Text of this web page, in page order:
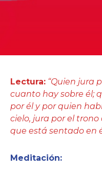
Lectura: “Quien jura
cuanto hay sobre él;
por él y por quien
cielo, jura por el
que está sentado en
Meditación: